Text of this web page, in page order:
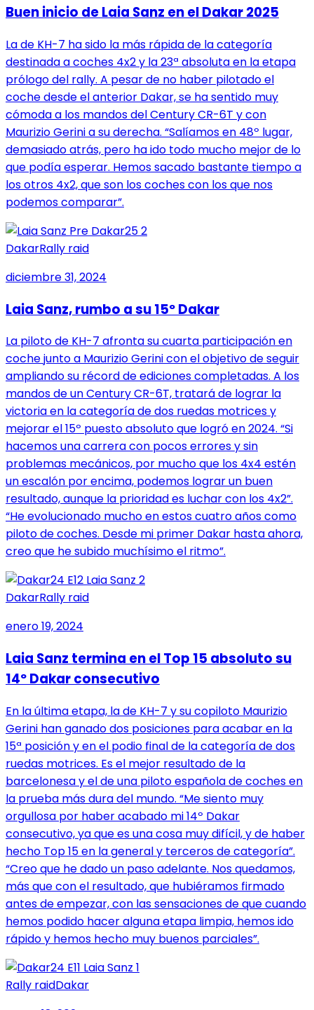
Buen inicio de Laia Sanz en el Dakar 2025
La de KH-7 ha sido la más rápida de la categoría
destinada a coches 4x2 y la 23ª absoluta en la etapa
prólogo del rally. A pesar de no haber pilotado el
coche desde el anterior Dakar, se ha sentido muy
cómoda a los mandos del Century CR-6T y con
Maurizio Gerini a su derecha. “Salíamos en 48º lugar,
demasiado atrás, pero ha ido todo mucho mejor de lo
que podía esperar. Hemos sacado bastante tiempo a
los otros 4x2, que son los coches con los que nos
podemos comparar”.
DakarRally raid
diciembre 31, 2024
Laia Sanz, rumbo a su 15º Dakar
La piloto de KH-7 afronta su cuarta participación en
coche junto a Maurizio Gerini con el objetivo de seguir
ampliando su récord de ediciones completadas. A los
mandos de un Century CR-6T, tratará de lograr la
victoria en la categoría de dos ruedas motrices y
mejorar el 15º puesto absoluto que logró en 2024. “Si
hacemos una carrera con pocos errores y sin
problemas mecánicos, por mucho que los 4x4 estén
un escalón por encima, podemos lograr un buen
resultado, aunque la prioridad es luchar con los 4x2”.
“He evolucionado mucho en estos cuatro años como
piloto de coches. Desde mi primer Dakar hasta ahora,
creo que he subido muchísimo el ritmo”.
DakarRally raid
enero 19, 2024
Laia Sanz termina en el Top 15 absoluto su
14º Dakar consecutivo
En la última etapa, la de KH-7 y su copiloto Maurizio
Gerini han ganado dos posiciones para acabar en la
15ª posición y en el podio final de la categoría de dos
ruedas motrices. Es el mejor resultado de la
barcelonesa y el de una piloto española de coches en
la prueba más dura del mundo. “Me siento muy
orgullosa por haber acabado mi 14º Dakar
consecutivo, ya que es una cosa muy difícil, y de haber
hecho Top 15 en la general y terceros de categoría”.
“Creo que he dado un paso adelante. Nos quedamos,
más que con el resultado, que hubiéramos firmado
antes de empezar, con las sensaciones de que cuando
hemos podido hacer alguna etapa limpia, hemos ido
rápido y hemos hecho muy buenos parciales”.
Rally raidDakar